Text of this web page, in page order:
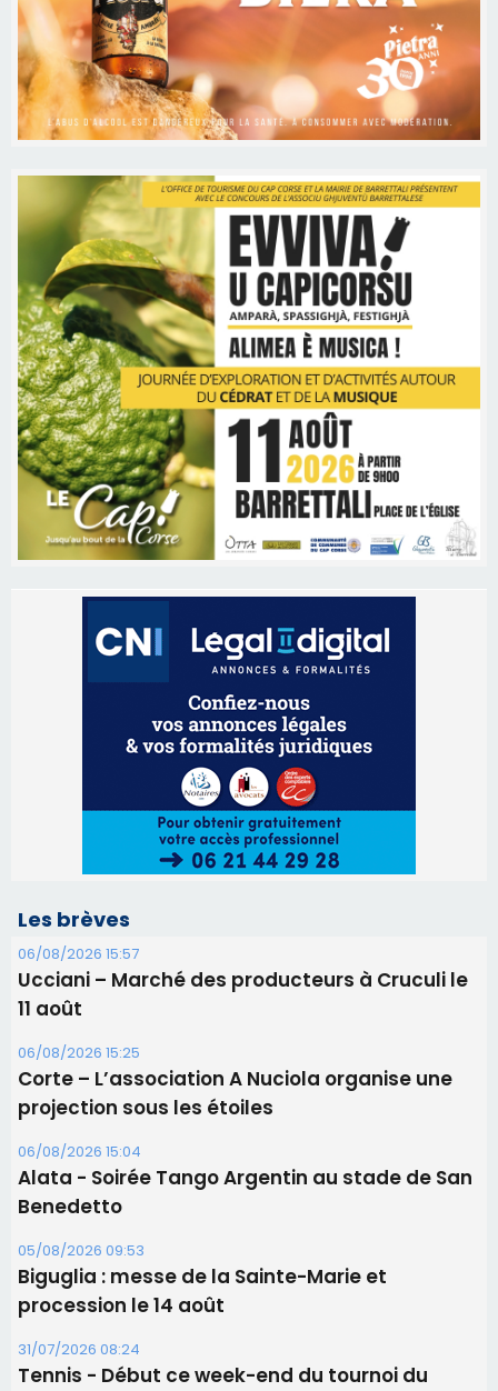
Les brèves
Ucciani – Marché des producteurs à Cruculi le
Corte – L’association A Nuciola organise une
projection sous les étoiles
Alata - Soirée Tango Argentin au stade de San
Benedetto
05/08/2026 09:53
Biguglia : messe de la Sainte-Marie et
procession le 14 août
31/07/2026 08:24
Tennis - Début ce week-end du tournoi du
RCPV
31/07/2026 08:22
82ème anniversaire de la disparition du
Commandant Antoine de Saint Exupery
Les plus lus